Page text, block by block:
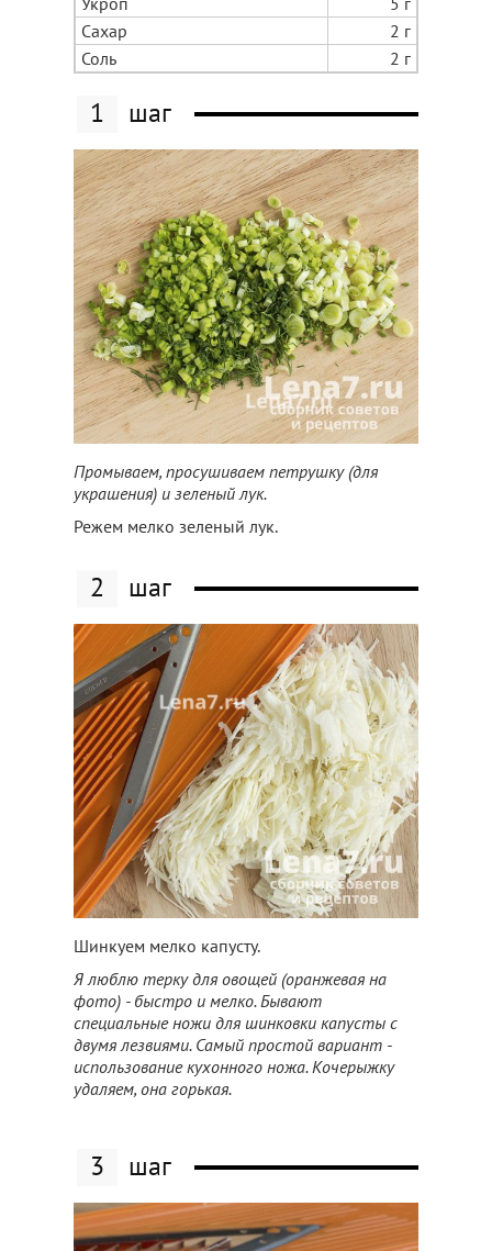
Сахар
2 г
Соль
2 г
1 шаг
Промываем, просушиваем петрушку (для
украшения) и зеленый лук.
Режем мелко зеленый лук.
2 шаг
Шинкуем мелко капусту.
Я люблю терку для овощей (оранжевая на
фото) - быстро и мелко. Бывают
специальные ножи для шинковки капусты с
двумя лезвиями. Самый простой вариант -
использование кухонного ножа. Кочерыжку
удаляем, она горькая.
3 шаг